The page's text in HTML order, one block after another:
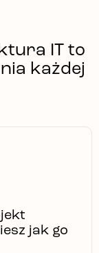
IT to
każdej
jak go